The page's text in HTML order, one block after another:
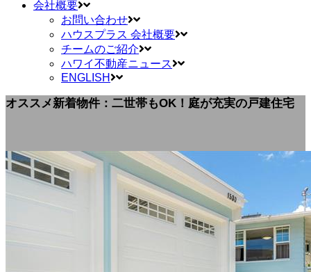
会社概要
お問い合わせ
ハウスプラス 会社概要
チームのご紹介
ハワイ不動産ニュース
ENGLISH
オススメ新着物件：二世帯もOK！庭が充実の戸建住宅